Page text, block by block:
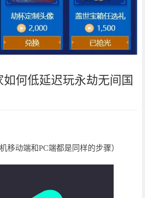
何低延迟玩永劫无间国
移动端和PC端都是同样的步骤）